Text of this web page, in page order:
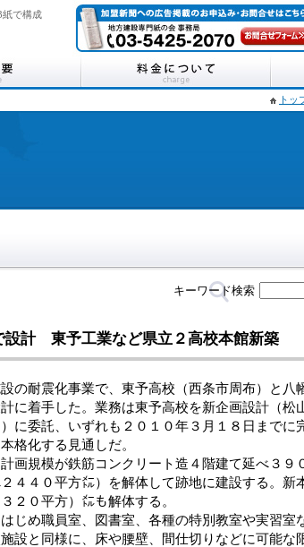
紙で構成
トッ
キーワード検索
設計 東予工業など県立２高校本館新築
の耐震化事業で、東予高校（西条市周布）と八
に着手した。業務は東予高校を新企画設計（松
に委託、いずれも２０１０年３月１８日までに
格化する見通しだ。
画規模が鉄筋コンクリート造４階建て延べ３９
４４０平方㍍）を解体して跡地に建設する。新
２０平方）㍍も解体する。
じめ職員室、図書室、各種の特別教室や実習室
設と同様に、床や腰壁、間仕切りなどに可能な